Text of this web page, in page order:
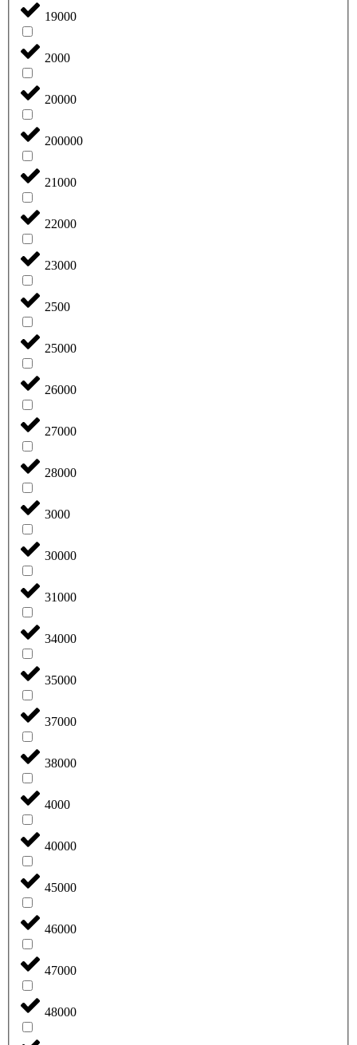
19000
2000
20000
200000
21000
22000
23000
2500
25000
26000
27000
28000
3000
30000
31000
34000
35000
37000
38000
4000
40000
45000
46000
47000
48000